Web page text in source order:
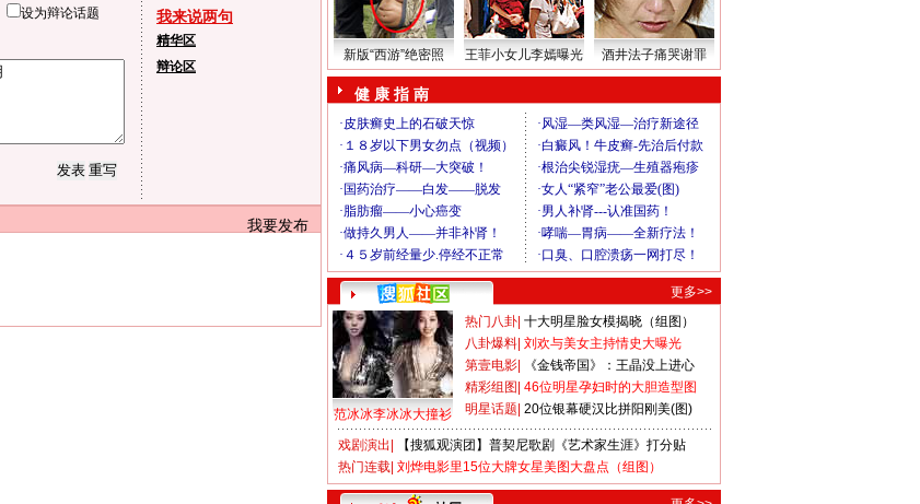
设为辩论话题 我来说两句
精华区
辩论区
我要发布
新版“西游”绝密照 王菲小女儿李嫣曝光 酒井法子痛哭谢罪
健 康 指 南
更多>>
范冰冰李冰冰大撞衫
热门八卦 十大明星脸女模揭晓（组图）
八卦爆料 刘欢与美女主持情史大曝光
第壹电影
《金钱帝国》：王晶没上进心
精彩组图 46位明星孕妇时的大胆造型图
明星话题 20位银幕硬汉比拼阳刚美(图)
戏剧演出
【搜狐观演团】普契尼歌剧《艺术家生涯》打分贴
热门连载 刘烨电影里15位大牌女星美图大盘点（组图）